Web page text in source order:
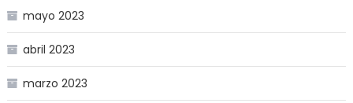
mayo 2023
abril 2023
marzo 2023